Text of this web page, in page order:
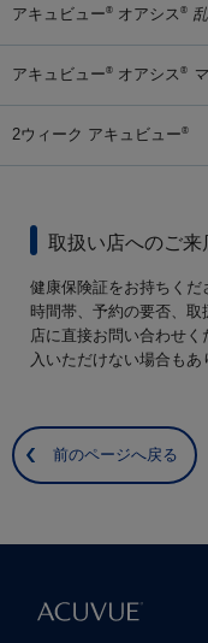
アキュビュー® オアシス ®
アキュビュー® オアシス ®
2ウィーク アキュビュー®
取扱い店へのご来
健康保険証をお持ちく
時間帯、予約の要否、
店に直接お問い合わせ
入いただけない場合もあ
前のページへ戻る